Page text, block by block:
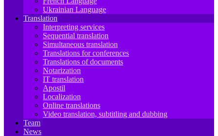
Ukrainian Language
Translation
Interpreting services
Sequential translation
Simultaneous translation
Translations for conferences
Translations of documents
Notarization
IT translation
Apostil
Localization
Online translations
Video translation, subtitling and dubbing
Team
News